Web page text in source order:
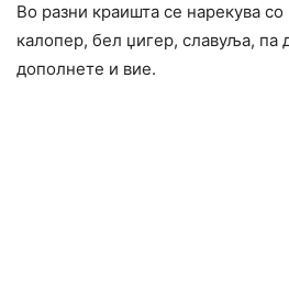
Во разни краишта се нарекува
калопер, бел џигер, славуља, па
дополнете и вие.